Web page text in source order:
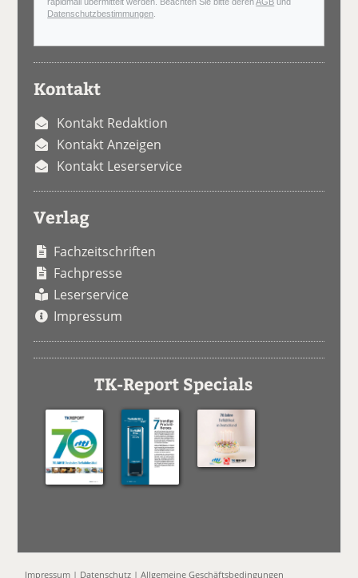
Datenschutzbestimmungen
Kontakt
Kontakt Redaktion
Kontakt Anzeigen
Kontakt Leserservice
Verlag
Fachzeitschriften
Fachpresse
Leserservice
Impressum
TK-Report Specials
Impressum | Datenschutz |Allgemeine Geschäftsbedingungen